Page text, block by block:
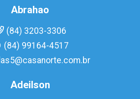
Abrahao
(84) 3203-3306
(84) 99164-4517
Adeilson